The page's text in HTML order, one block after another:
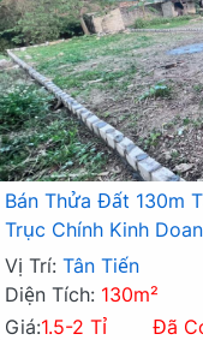
Bán Thửa Đất 130m
Trục Chính Kinh
Vị Trí: Tân Tiến
Diện Tích: 130m²
Giá:1.5-2 Tỉ Đã